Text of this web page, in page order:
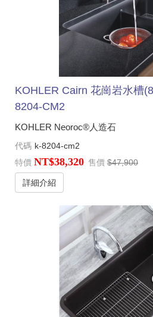
KOHLER Cairn 花崗岩水槽
8204-CM2
KOHLER Neoroc®人造石
代碼 k-8204-cm2
特價 NT$38,320 售價 $47,900
詳細介紹